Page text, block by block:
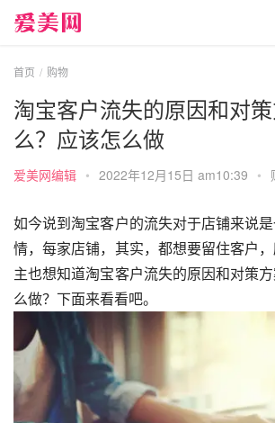
首页 购物
淘宝客户流失的原因和对
么？应该怎么做
爱美网编辑 • 2022年12月15日 am10:39 •
如今说到淘宝客户的流失对于店铺来说
情，每家店铺，其实，都想要留住客户
主也想知道淘宝客户流失的原因和对策
么做？下面来看看吧。